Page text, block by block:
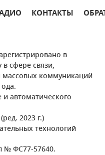
КОНТАКТЫ
в
сфере связи,
коммуникаций
автоматического
2023 г.)
технологий
№ ФС77-57640.